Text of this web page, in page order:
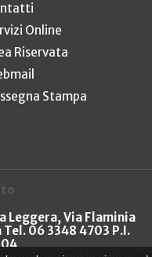
Online
Riservata
Stampa
Leggera, Via Flaminia
06 3348 4703 P.I.